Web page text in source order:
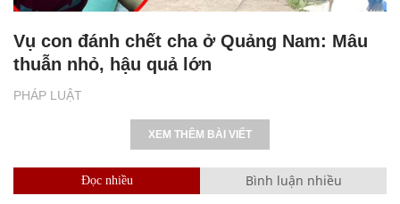
PHÁP LUẬT
Vụ con đánh chết cha ở Quảng Nam: Mâu
thuẫn nhỏ, hậu quả lớn
XEM THÊM BÀI VIẾT
Đọc nhiều Bình luận nhiều